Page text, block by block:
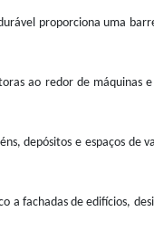
proporciona uma
ao redor de máquinas
depósitos e espaços de
fachadas de edifícios,